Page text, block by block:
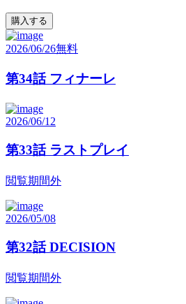
購入する
2026/06/26無料
第34話 フィナーレ
2026/06/12
第33話 ラストプレイ
閲覧期間外
2026/05/08
第32話 DECISION
閲覧期間外